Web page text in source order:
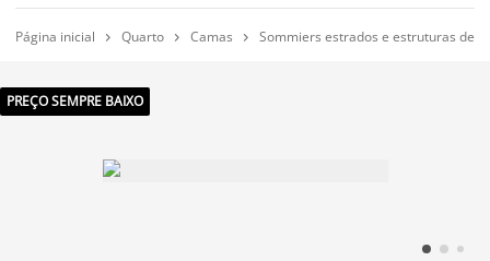
Página inicial  Quarto  Camas  Sommiers estrados e estruturas de
PREÇO SEMPRE BAIXO